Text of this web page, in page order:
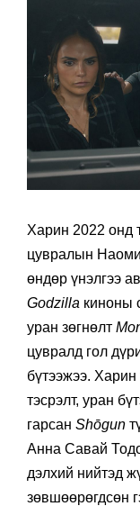
Харин 2022 онд
цувралын
өндөр үнэлгээ
Godzilla киноны
уран зөгнөлт
цувралд гол
бүтээжээ.
тэсрэлт, уран
гарсан Shōgun
Анна Савай
дэлхий нийтэд
зөвшөөрөгдсөн